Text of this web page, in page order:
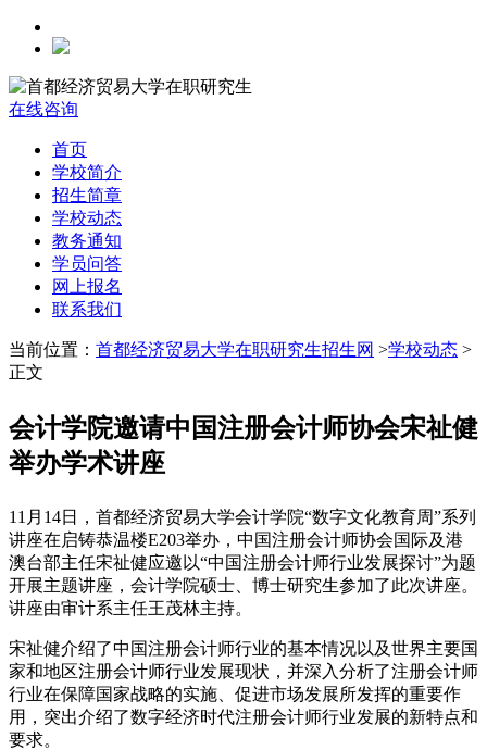
在线咨询
首页
学校简介
招生简章
学校动态
教务通知
学员问答
网上报名
联系我们
当前位置： 首都经济贸易大学在职研究生招生网 >学校动态 >
正文
会计学院邀请中国注册会计师协会宋祉健
举办学术讲座
11月14日，首都经济贸易大学会计学院“数字文化教育周”系列
讲座在启铸恭温楼E203举办，中国注册会计师协会国际及港
澳台部主任宋祉健应邀以“中国注册会计师行业发展探讨”为题
开展主题讲座，会计学院硕士、博士研究生参加了此次讲座。
讲座由审计系主任王茂林主持。
宋祉健介绍了中国注册会计师行业的基本情况以及世界主要国
家和地区注册会计师行业发展现状，并深入分析了注册会计师
行业在保障国家战略的实施、促进市场发展所发挥的重要作
用，突出介绍了数字经济时代注册会计师行业发展的新特点和
要求。